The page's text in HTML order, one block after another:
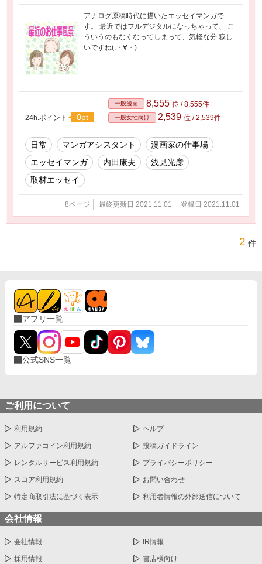
アナログ原稿時代に描いたエッセイマンガで
す。 最近ではフルデジタルになっちゃって、 こ
ういうのもなくなってしまって、気軽な分 寂し
いですね(;・∀・)
24h.ポイント 0pt
一般漫画 8,555 位 / 8,555件
一般女性向け 2,539 位 / 2,539件
日常 マンガアシスタント
漫画家の仕事場
エッセイマンガ
内田康夫
浅見光彦
取材エッセイ
8ページ 最終更新日 2021.11.01 登録日 2021.11.01
2 件
アプリ一覧
公式SNS一覧
ご利用について
利用規約 ヘルプ
アルファコイン利用規約 投稿ガイドライン
レンタルサービス利用規約 プライバシーポリシー
スコア利用規約 お問い合わせ
特定商取引法に基づく表示 利用者情報の外部送信について
会社情報
会社情報 IR情報
採用情報 書店様向け